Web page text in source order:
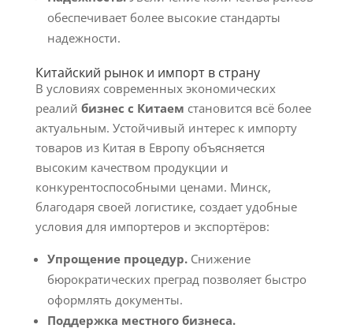
обеспечивает более высокие стандарты
надежности.
Китайский рынок и импорт в страну
В условиях современных экономических
реалий бизнес с Китаем становится всё более
актуальным. Устойчивый интерес к импорту
товаров из Китая в Европу объясняется
высоким качеством продукции и
конкурентоспособными ценами. Минск,
благодаря своей логистике, создает удобные
условия для импортеров и экспортёров:
Упрощение процедур.Снижение
бюрократических преград позволяет быстро
оформлять документы.
Поддержка местного бизнеса.